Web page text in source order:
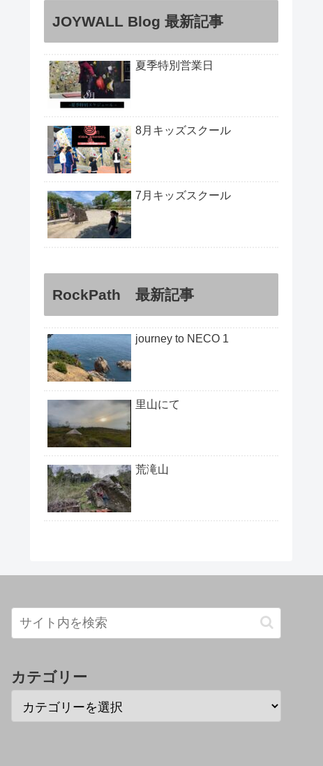
JOYWALL Blog 最新記事
夏季特別営業日
8月キッズスクール
7月キッズスクール
RockPath 最新記事
journey to NECO 1
里山にて
荒滝山
カテゴリー